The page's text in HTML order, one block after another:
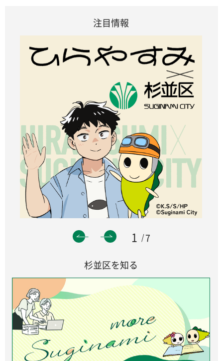
注目情報
1
7
杉並区を知る